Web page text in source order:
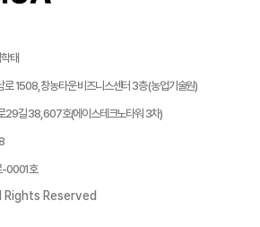
태
로 1508, 창농타운 비즈니스센터 3층 (농업기술원)
29길 38, 607호(에이스테크노타워 3차)
-0001호
Reserved